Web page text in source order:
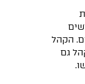
הקהל
גם